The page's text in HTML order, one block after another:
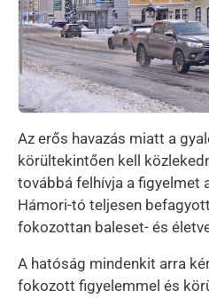
Az erős havazás miatt a
körültekintően kell
továbbá felhívja a figyelmet
Hámori-tó teljesen
fokozottan baleset- és
A hatóság mindenkit arra
fokozott figyelemmel és